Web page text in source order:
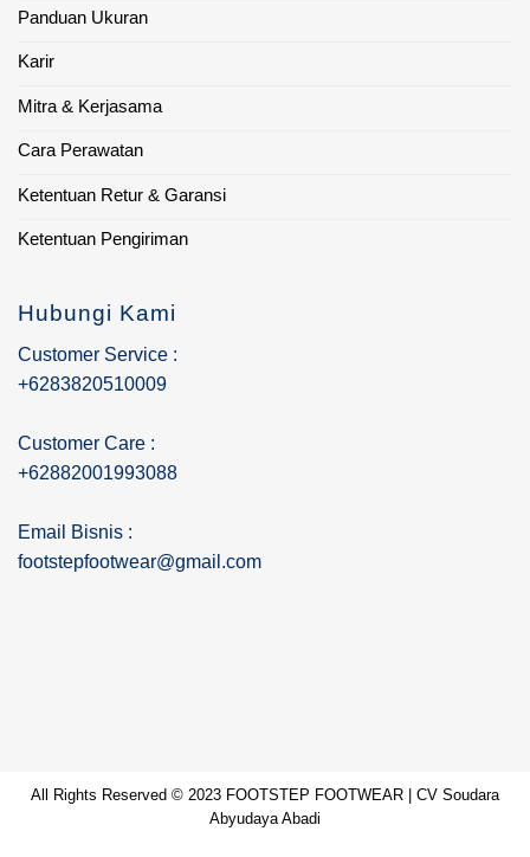
Panduan Ukuran
Karir
Mitra & Kerjasama
Cara Perawatan
Ketentuan Retur & Garansi
Ketentuan Pengiriman
Hubungi Kami
Customer Service :
+6283820510009
Customer Care :
+62882001993088
Email Bisnis :
footstepfootwear@gmail.com
All Rights Reserved © 2023 FOOTSTEP FOOTWEAR | CV Soudara
Abyudaya Abadi